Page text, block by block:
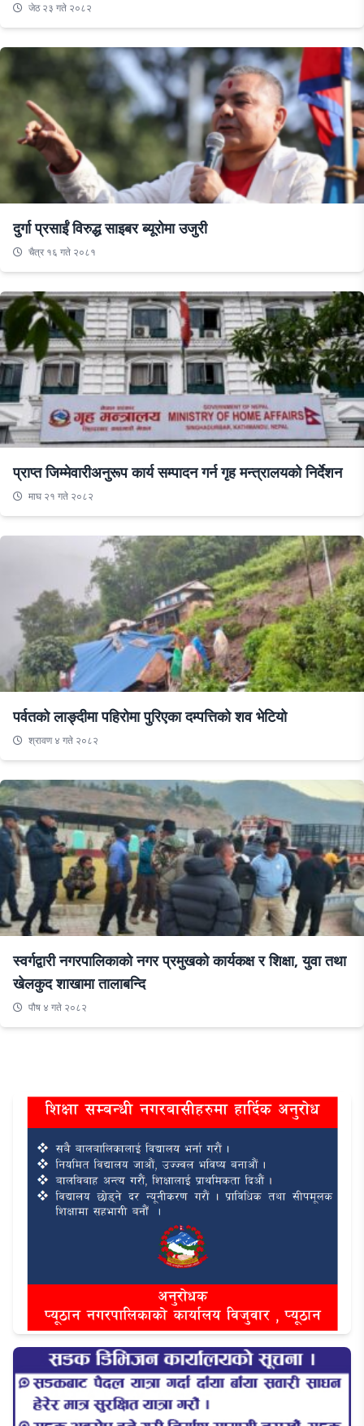
जेठ २३ गते २०८२
दुर्गा प्रसाईं विरुद्ध साइबर ब्यूरोमा उजुरी
चैत्र १६ गते २०८१
प्राप्त जिम्मेवारीअनुरूप कार्य सम्पादन गर्न गृह मन्त्रालयको निर्देशन
माघ २१ गते २०८२
पर्वतको लाङ्दीमा पहिरोमा पुरिएका दम्पत्तिको शव भेटियो
श्रावण ४ गते २०८२
स्वर्गद्वारी नगरपालिकाको नगर प्रमुखको कार्यकक्ष र शिक्षा, युवा तथा
खेलकुद शाखामा तालाबन्दि
पौष ४ गते २०८२